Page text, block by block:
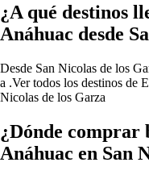
¿A qué destinos
Anáhuac desde
Desde San Nicolas de los
a .Ver todos los destinos de
Nicolas de los Garza
¿Dónde comprar
Anáhuac en San